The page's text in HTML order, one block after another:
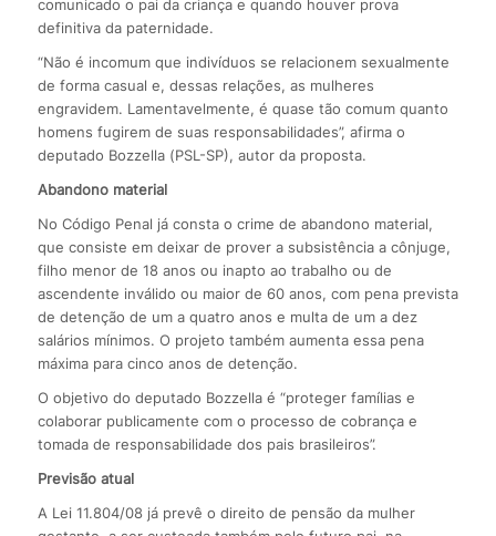
comunicado o pai da criança e quando houver prova
definitiva da paternidade.
“Não é incomum que indivíduos se relacionem sexualmente
de forma casual e, dessas relações, as mulheres
engravidem. Lamentavelmente, é quase tão comum quanto
homens fugirem de suas responsabilidades”, afirma o
deputado Bozzella (PSL-SP), autor da proposta.
Abandono material
No Código Penal já consta o crime de abandono material,
que consiste em deixar de prover a subsistência a cônjuge,
filho menor de 18 anos ou inapto ao trabalho ou de
ascendente inválido ou maior de 60 anos, com pena prevista
de detenção de um a quatro anos e multa de um a dez
salários mínimos. O projeto também aumenta essa pena
máxima para cinco anos de detenção.
O objetivo do deputado Bozzella é “proteger famílias e
colaborar publicamente com o processo de cobrança e
tomada de responsabilidade dos pais brasileiros”.
Previsão atual
A Lei 11.804/08 já prevê o direito de pensão da mulher